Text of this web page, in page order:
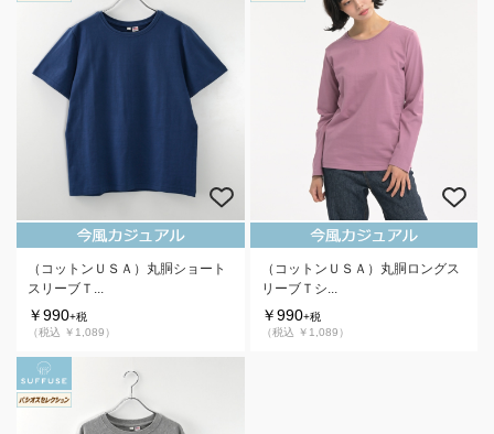
（コットンＵＳＡ）丸胴ショート
スリーブＴ...
￥990+税
（税込 ￥1,089）
（コットンＵＳＡ）丸胴ロングス
リーブＴシ...
￥990+税
（税込 ￥1,089）